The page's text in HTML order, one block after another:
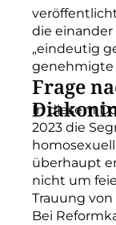
die einander
„eindeutig
genehmigte
Frage
In diesem
2023 die
überhaupt
nicht um
Trauung
Bei